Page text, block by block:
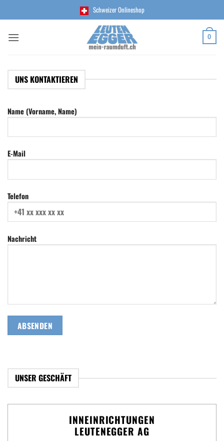
Inhalt
Schweizer Onlineshop
0
UNS KONTAKTIEREN
Name (Vorname, Name)
E-Mail
Telefon
Nachricht
UNSER GESCHÄFT
INNEINRICHTUNGEN
LEUTENEGGER AG